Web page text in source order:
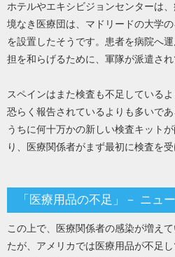
ホテルやエキシビジョンセンターは
境なき医療団は、マドリードの大学
を設置したそうです。患者を病院へ
担を和らげるために、軍隊が派遣され
スペインはまた検査も不足している
恐らく報告されているよりも多いで
うちに何十万かの新しい検査キット
り、医療関係者がまず最初に検査を
「医療用品の不足」－ ニュ
この上で、医療関係者の感染が増え
たが、アメリカでは医療用品が不足